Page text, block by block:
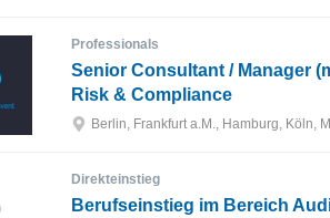
Professionals
Senior Consultant / Manager
Risk & Compliance
Berlin, Frankfurt a.M., Hamburg, Köln,
Direkteinstieg
Berufseinstieg im Bereich